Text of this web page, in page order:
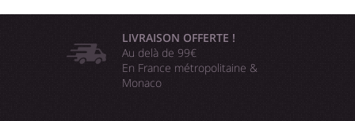
LIVRAISON OFFERTE !
Au delà de 99€
En France métropolitaine &
Monaco